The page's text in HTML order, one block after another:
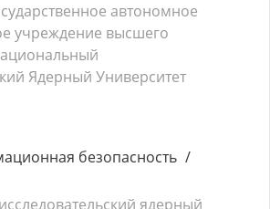
автономное
учреждение высшего
Ядерный Университет
безопасность
ядерный